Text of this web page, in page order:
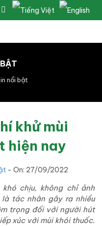
nổi bật
khử mùi
hiện nay
- On: 27/09/2022
chịu, không chỉ ảnh
tác nhân gây ra nhiều
trọng đối với người hút
xúc với mùi khói thuốc.